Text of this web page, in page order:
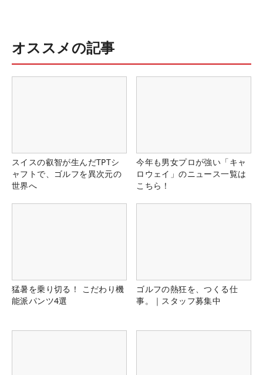
オススメの記事
スイスの叡智が生んだTPTシ
ャフトで、ゴルフを異次元の
世界へ
今年も男女プロが強い「キャ
ロウェイ」のニュース一覧は
こちら！
猛暑を乗り切る！ こだわり機
能派パンツ4選
ゴルフの熱狂を、つくる仕
事。｜スタッフ募集中